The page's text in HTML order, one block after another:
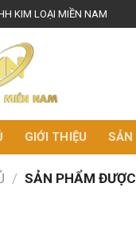
KIM LOẠI MIỀN NAM
GIỚI THIỆU SẢN
/ SẢN PHẨM